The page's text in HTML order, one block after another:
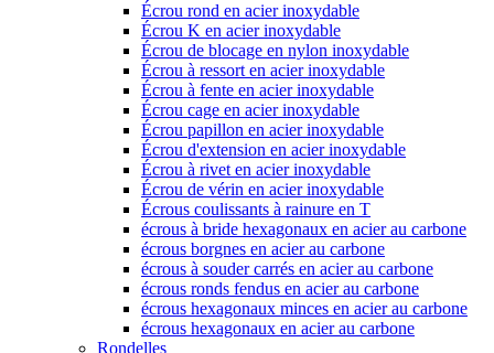
Écrou rond en acier inoxydable
Écrou K en acier inoxydable
Écrou de blocage en nylon inoxydable
Écrou à ressort en acier inoxydable
Écrou à fente en acier inoxydable
Écrou cage en acier inoxydable
Écrou papillon en acier inoxydable
Écrou d'extension en acier inoxydable
Écrou à rivet en acier inoxydable
Écrou de vérin en acier inoxydable
Écrous coulissants à rainure en T
écrous à bride hexagonaux en acier au carbone
écrous borgnes en acier au carbone
écrous à souder carrés en acier au carbone
écrous ronds fendus en acier au carbone
écrous hexagonaux minces en acier au carbone
écrous hexagonaux en acier au carbone
Rondelles